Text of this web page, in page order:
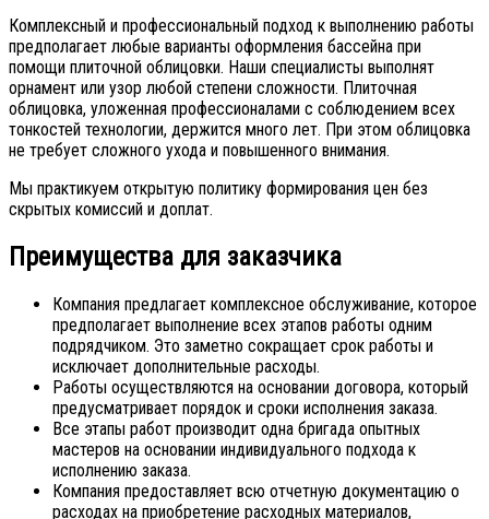
Комплексный и профессиональный подход к выполнению работы
предполагает любые варианты оформления бассейна при
помощи плиточной облицовки. Наши специалисты выполнят
орнамент или узор любой степени сложности. Плиточная
облицовка, уложенная профессионалами с соблюдением всех
тонкостей технологии, держится много лет. При этом облицовка
не требует сложного ухода и повышенного внимания.
Мы практикуем открытую политику формирования цен без
скрытых комиссий и доплат.
Преимущества для заказчика
Компания предлагает комплексное обслуживание, которое
предполагает выполнение всех этапов работы одним
подрядчиком. Это заметно сокращает срок работы и
исключает дополнительные расходы.
Работы осуществляются на основании договора, который
предусматривает порядок и сроки исполнения заказа.
Все этапы работ производит одна бригада опытных
мастеров на основании индивидуального подхода к
исполнению заказа.
Компания предоставляет всю отчетную документацию о
расходах на приобретение расходных материалов,